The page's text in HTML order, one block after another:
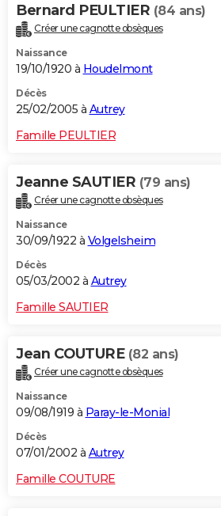
Bernard PEULTIER (84 ans)
Créer une cagnotte obsèques
Naissance
19/10/1920 à Houdelmont
Décès
25/02/2005 à Autrey
Famille PEULTIER
Jeanne SAUTIER (79 ans)
Créer une cagnotte obsèques
Naissance
30/09/1922 à Volgelsheim
Décès
05/03/2002 à Autrey
Famille SAUTIER
Jean COUTURE (82 ans)
Créer une cagnotte obsèques
Naissance
09/08/1919 à Paray-le-Monial
Décès
07/01/2002 à Autrey
Famille COUTURE